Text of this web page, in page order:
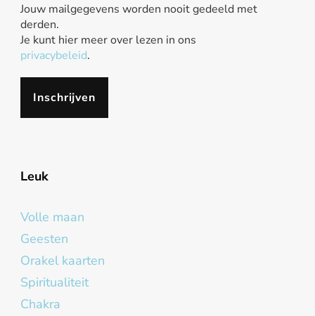
Jouw mailgegevens worden nooit gedeeld met
derden.
Je kunt hier meer over lezen in ons
privacybeleid.
Leuk
Volle maan
Geesten
Orakel kaarten
Spiritualiteit
Chakra